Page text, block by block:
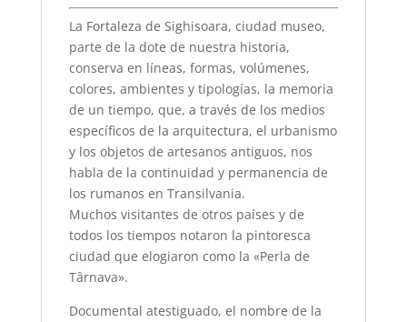
La Fortaleza de Sighisoara, ciudad museo,
parte de la dote de nuestra historia,
conserva en líneas, formas, volúmenes,
colores, ambientes y tipologías, la memoria
de un tiempo, que, a través de los medios
específicos de la arquitectura, el urbanismo
y los objetos de artesanos antiguos, nos
habla de la continuidad y permanencia de
los rumanos en Transilvania.
Muchos visitantes de otros países y de
todos los tiempos notaron la pintoresca
ciudad que elogiaron como la «Perla de
Târnava».
Documental atestiguado, el nombre de la